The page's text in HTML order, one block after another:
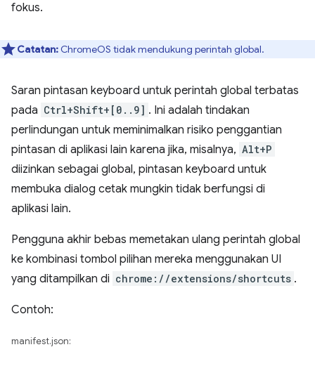
fokus.
Catatan: ChromeOS tidak mendukung perintah global.
Saran pintasan keyboard untuk perintah global terbatas
pada Ctrl+Shift+[0..9] . Ini adalah tindakan
perlindungan untuk meminimalkan risiko penggantian
pintasan di aplikasi lain karena jika, misalnya, Alt+P
diizinkan sebagai global, pintasan keyboard untuk
membuka dialog cetak mungkin tidak berfungsi di
aplikasi lain.
Pengguna akhir bebas memetakan ulang perintah global
ke kombinasi tombol pilihan mereka menggunakan UI
yang ditampilkan di chrome://extensions/shortcuts .
Contoh:
manifest.json: